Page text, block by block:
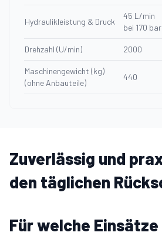
Hydraulikleistung & Druck
45 L/min
bei 170 bar
Drehzahl (U/min) 2000
Maschinengewicht (kg)
(ohne Anbauteile)
440
Zuverlässig und
den täglichen
Für welche Einsätze